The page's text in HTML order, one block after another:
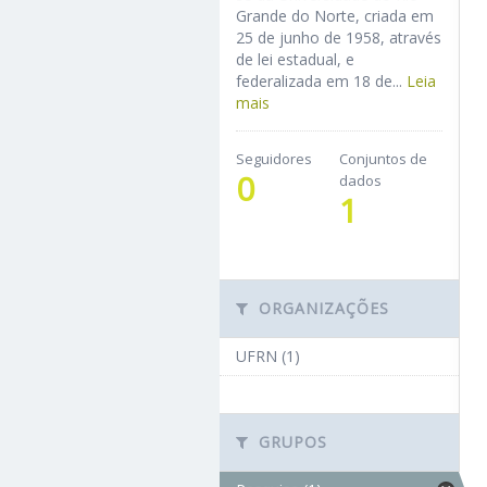
Grande do Norte, criada em
25 de junho de 1958, através
de lei estadual, e
federalizada em 18 de... Leia
mais
Seguidores
0
Conjuntos de
dados
1
ORGANIZAÇÕES
UFRN (1)
GRUPOS